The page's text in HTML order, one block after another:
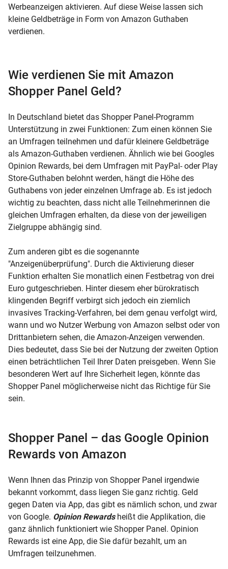
Werbeanzeigen aktivieren. Auf diese Weise lassen sich
kleine Geldbeträge in Form von Amazon Guthaben
verdienen.
Wie verdienen Sie mit Amazon
Shopper Panel Geld?
In Deutschland bietet das Shopper Panel-Programm
Unterstützung in zwei Funktionen: Zum einen können Sie
an Umfragen teilnehmen und dafür kleinere Geldbeträge
als Amazon-Guthaben verdienen. Ähnlich wie bei Googles
Opinion Rewards, bei dem Umfragen mit PayPal- oder Play
Store-Guthaben belohnt werden, hängt die Höhe des
Guthabens von jeder einzelnen Umfrage ab. Es ist jedoch
wichtig zu beachten, dass nicht alle Teilnehmerinnen die
gleichen Umfragen erhalten, da diese von der jeweiligen
Zielgruppe abhängig sind.
Zum anderen gibt es die sogenannte
"Anzeigenüberprüfung". Durch die Aktivierung dieser
Funktion erhalten Sie monatlich einen Festbetrag von drei
Euro gutgeschrieben. Hinter diesem eher bürokratisch
klingenden Begriff verbirgt sich jedoch ein ziemlich
invasives Tracking-Verfahren, bei dem genau verfolgt wird,
wann und wo Nutzer Werbung von Amazon selbst oder von
Drittanbietern sehen, die Amazon-Anzeigen verwenden.
Dies bedeutet, dass Sie bei der Nutzung der zweiten Option
einen beträchtlichen Teil Ihrer Daten preisgeben. Wenn Sie
besonderen Wert auf Ihre Sicherheit legen, könnte das
Shopper Panel möglicherweise nicht das Richtige für Sie
sein.
Shopper Panel – das Google Opinion
Rewards von Amazon
Wenn Ihnen das Prinzip von Shopper Panel irgendwie
bekannt vorkommt, dass liegen Sie ganz richtig. Geld
gegen Daten via App, das gibt es nämlich schon, und zwar
von Google. Opinion Rewardsheißt die Applikation, die
ganz ähnlich funktioniert wie Shopper Panel. Opinion
Rewards ist eine App, die Sie dafür bezahlt, um an
Umfragen teilzunehmen.